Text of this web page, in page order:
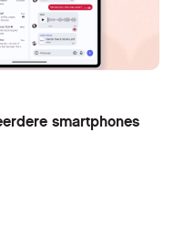
smartphones